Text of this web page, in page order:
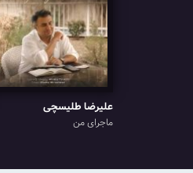
علیرضا طلیسچی
ماجرای من